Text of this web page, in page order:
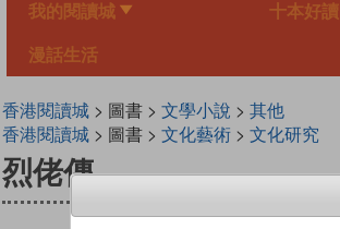
我的閱讀城 十本好讀
漫話生活
香港閱讀城> 圖書 > 文學小說 > 其他
香港閱讀城> 圖書 > 文化藝術> 文化研究
烈佬傳